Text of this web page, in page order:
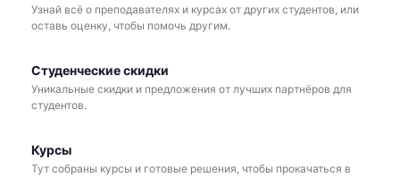
Узнай всё о преподавателях и курсах от других студентов, или
оставь оценку, чтобы помочь другим.
Студенческие скидки
Уникальные скидки и предложения от лучших партнёров для
студентов.
Курсы
Тут собраны курсы и готовые решения, чтобы прокачаться в